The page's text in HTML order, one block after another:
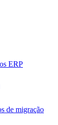
ERP
de migração